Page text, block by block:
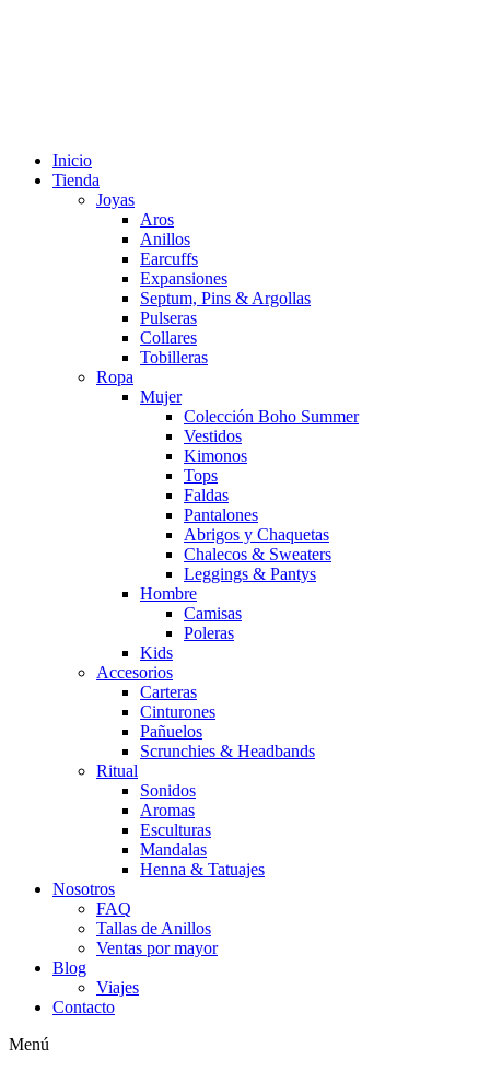
Inicio
Tienda
Joyas
Aros
Anillos
Earcuffs
Expansiones
Septum, Pins & Argollas
Pulseras
Collares
Tobilleras
Ropa
Mujer
Colección Boho Summer
Vestidos
Kimonos
Tops
Faldas
Pantalones
Abrigos y Chaquetas
Chalecos & Sweaters
Leggings & Pantys
Hombre
Camisas
Poleras
Kids
Accesorios
Carteras
Cinturones
Pañuelos
Scrunchies & Headbands
Ritual
Sonidos
Aromas
Esculturas
Mandalas
Henna & Tatuajes
Nosotros
FAQ
Tallas de Anillos
Ventas por mayor
Blog
Viajes
Contacto
Menú